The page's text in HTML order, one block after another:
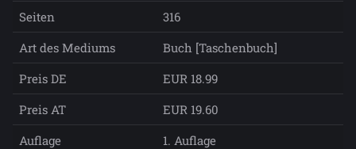
Seiten
316
Art des Mediums
Buch [Taschenbuch]
Preis DE
EUR 18.99
Preis AT
EUR 19.60
Auflage
1. Auflage